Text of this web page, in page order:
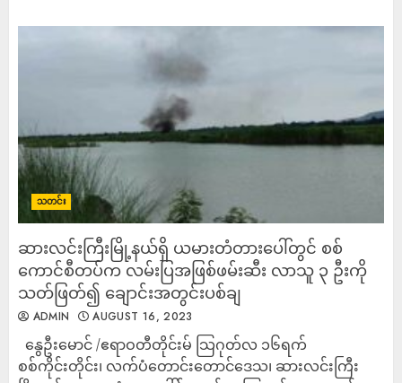
သတင်း
ဆားလင်းကြီးမြို့နယ်ရှိ ယမားတံတားပေါ်တွင် စစ်
ကောင်စီတပ်က လမ်းပြအဖြစ်ဖမ်းဆီး လာသူ ၃ ဦးကို
သတ်ဖြတ်၍ ချောင်းအတွင်းပစ်ချ
ADMIN AUGUST 16, 2023
နွေဦးမောင် /ဧရာဝတီတိုင်းမ် သြဂုတ်လ ၁၆ရက်
စစ်ကိုင်းတိုင်း၊ လက်ပံတောင်းတောင်ဒေသ၊ ဆားလင်းကြီး